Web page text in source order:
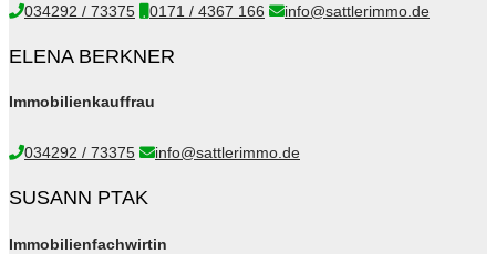
034292 / 73375 0171 / 4367 166 info@sattlerimmo.de
ELENA BERKNER
Immobilienkauffrau
034292 / 73375 info@sattlerimmo.de
SUSANN PTAK
Immobilienfachwirtin